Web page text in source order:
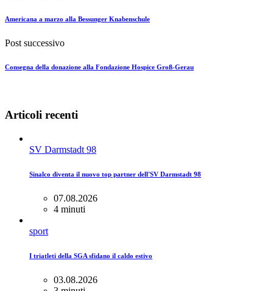
Americana a marzo alla Bessunger Knabenschule
Post successivo
Consegna della donazione alla Fondazione Hospice Groß-Gerau
Articoli recenti
SV Darmstadt 98
Sinalco diventa il nuovo top partner dell'SV Darmstadt 98
07.08.2026
4 minuti
sport
I triatleti della SGA sfidano il caldo estivo
03.08.2026